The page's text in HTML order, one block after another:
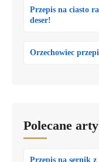
Przepis na ciasto
deser!
Orzechowiec
Polecane
Przepis na sernik